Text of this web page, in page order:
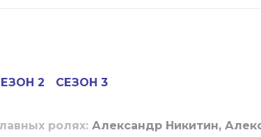
2 СЕЗОН 3
ролях: Александр Никитин,